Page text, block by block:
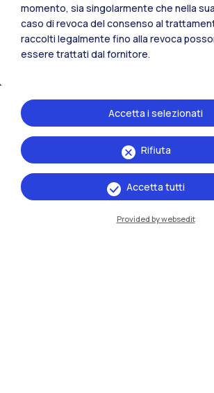
IT EN
Sedi
Milano Leonardo
momento, sia singolarmente che nella
caso di revoca del consenso al
raccolti legalmente fino alla revoca
essere trattati dal fornitore.
Rifiuta
Accetta i selezionati
Accetta tutti
Provided by websedit